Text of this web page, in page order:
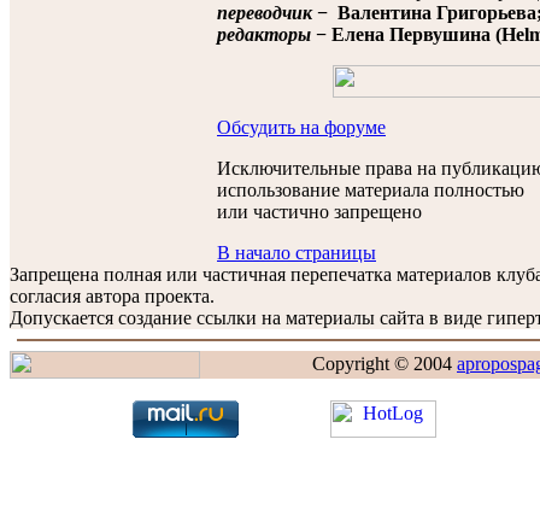
переводчик− Валентина
редакторы − Елена Первушина
Обсудить на форуме
Исключительные права на
использование материала полностью
или частично запрещено
В начало страницы
Запрещена полная или частичная перепечатка материалов
согласия автора проекта.
Допускается создание ссылки на материалы сайта в виде
Copyright © 2004